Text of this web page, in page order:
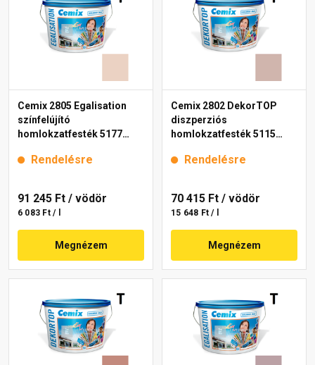
Cemix 2805 Egalisation
színfelújító
homlokzatfesték 5177
Rendelésre
91 245 Ft / vödör
6 083 Ft / l
Megnézem
Cemix 2802 DekorTOP
diszperziós
homlokzatfesték 5115
Rendelésre
70 415 Ft / vödör
15 648 Ft / l
Megnézem